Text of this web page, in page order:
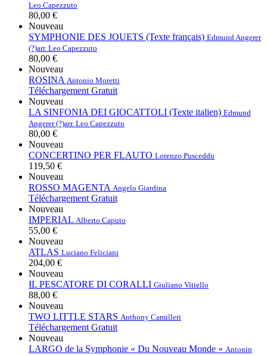
Leo Capezzuto
80,00 €
Nouveau
SYMPHONIE DES JOUETS (Texte français) Edmund Angerer
(?)arr. Leo Capezzuto
80,00 €
Nouveau
ROSINA Antonio Moretti
Téléchargement Gratuit
Nouveau
LA SINFONIA DEI GIOCATTOLI (Texte italien) Edmund
Angerer (?)arr. Leo Capezzuto
80,00 €
Nouveau
CONCERTINO PER FLAUTO Lorenzo Pusceddu
119,50 €
Nouveau
ROSSO MAGENTA Angelo Giardina
Téléchargement Gratuit
Nouveau
IMPERIAL Alberto Caputo
55,00 €
Nouveau
ATLAS Luciano Feliciani
204,00 €
Nouveau
IL PESCATORE DI CORALLI Giuliano Vitiello
88,00 €
Nouveau
TWO LITTLE STARS Anthony Camilleri
Téléchargement Gratuit
Nouveau
LARGO de la Symphonie « Du Nouveau Monde » Antonin